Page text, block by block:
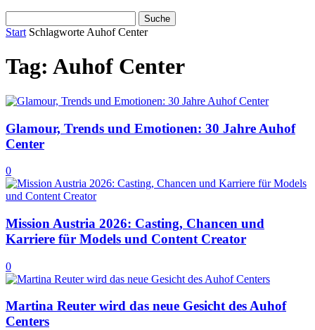
Start Schlagworte Auhof Center
Tag: Auhof Center
Glamour, Trends und Emotionen: 30 Jahre Auhof
Center
0
Mission Austria 2026: Casting, Chancen und
Karriere für Models und Content Creator
0
Martina Reuter wird das neue Gesicht des Auhof
Centers